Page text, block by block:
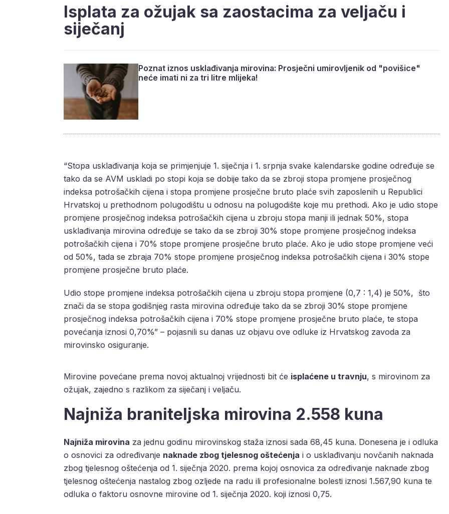
Isplata za ožujak sa zaostacima za veljaču i
siječanj
Poznat iznos usklađivanja mirovina: Prosječni umirovljenik od "povišice"
neće imati ni za tri litre mlijeka!
“Stopa usklađivanja koja se primjenjuje 1. siječnja i 1. srpnja svake kalendarske godine određuje se
tako da se AVM uskladi po stopi koja se dobije tako da se zbroji stopa promjene prosječnog
indeksa potrošačkih cijena i stopa promjene prosječne bruto plaće svih zaposlenih u Republici
Hrvatskoj u prethodnom polugodištu u odnosu na polugodište koje mu prethodi. Ako je udio stope
promjene prosječnog indeksa potrošačkih cijena u zbroju stopa manji ili jednak 50%, stopa
usklađivanja mirovina određuje se tako da se zbroji 30% stope promjene prosječnog indeksa
potrošačkih cijena i 70% stope promjene prosječne bruto plaće. Ako je udio stope promjene veći
od 50%, tada se zbraja 70% stope promjene prosječnog indeksa potrošačkih cijena i 30% stope
promjene prosječne bruto plaće.
Udio stope promjene indeksa potrošačkih cijena u zbroju stopa promjene (0,7 : 1,4) je 50%, što
znači da se stopa godišnjeg rasta mirovina određuje tako da se zbroji 30% stope promjene
prosječnog indeksa potrošačkih cijena i 70% stope promjene prosječne bruto plaće, te stopa
povećanja iznosi 0,70%” – pojasnili su danas uz objavu ove odluke iz Hrvatskog zavoda za
mirovinsko osiguranje.
Mirovine povećane prema novoj aktualnoj vrijednosti bit će isplaćene u travnju, s mirovinom za
ožujak, zajedno s razlikom za siječanj i veljaču.
Najniža braniteljska mirovina 2.558 kuna
Najniža mirovina za jednu godinu mirovinskog staža iznosi sada 68,45 kuna. Donesena je i odluka
o osnovici za određivanje naknade zbog tjelesnog oštećenja i o usklađivanju novčanih naknada
zbog tjelesnog oštećenja od 1. siječnja 2020. prema kojoj osnovica za određivanje naknade zbog
tjelesnog oštećenja nastalog zbog ozljede na radu ili profesionalne bolesti iznosi 1.567,90 kuna te
odluka o faktoru osnovne mirovine od 1. siječnja 2020. koji iznosi 0,75.